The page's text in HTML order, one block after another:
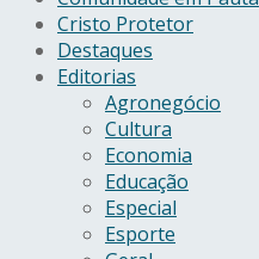
Cristo Protetor
Destaques
Editorias
Agronegócio
Cultura
Economia
Educação
Especial
Esporte